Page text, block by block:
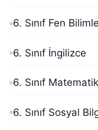
6. Sınıf Fen
6. Sınıf İngilizce
6. Sınıf Matematik
6. Sınıf Sosyal